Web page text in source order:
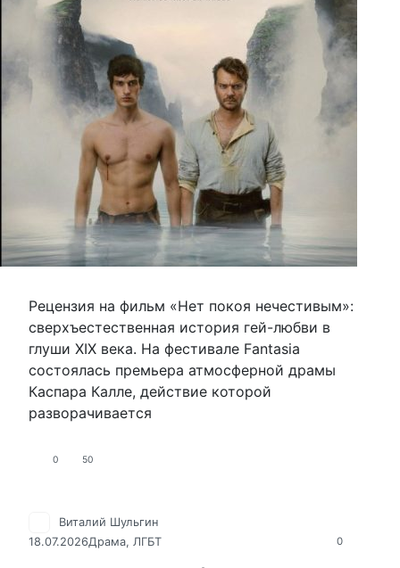
Рецензия на фильм «Нет покоя нечестивым»:
сверхъестественная история гей-любви в
глуши XIX века. На фестивале Fantasia
состоялась премьера атмосферной драмы
Каспара Калле, действие которой
разворачивается
0 50
0
Виталий Шульгин
18.07.2026Драма, ЛГБТ